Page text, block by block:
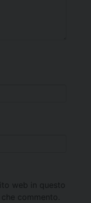
web in questo
commento.